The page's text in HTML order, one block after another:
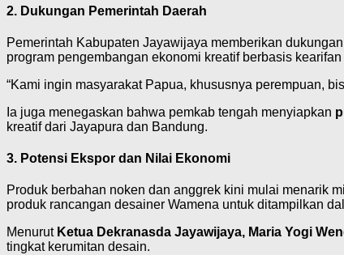
2. Dukungan Pemerintah Daerah
Pemerintah Kabupaten Jayawijaya memberikan
program pengembangan ekonomi kreatif berbasis
“Kami ingin masyarakat Papua, khususnya perempuan,
Ia juga menegaskan bahwa pemkab tengah menyiapkan
kreatif dari Jayapura dan Bandung.
3. Potensi Ekspor dan Nilai Ekonomi
Produk berbahan noken dan anggrek kini mulai menarik
produk rancangan desainer Wamena untuk ditampilkan
Menurut Ketua Dekranasda Jayawijaya, Maria Yogi
tingkat kerumitan desain.